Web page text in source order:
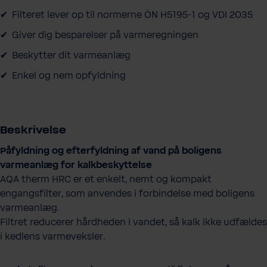
Filteret lever op til normerne ÖN H5195-1 og VDI 2035
Giver dig besparelser på varmeregningen
Beskytter dit varmeanlæg
Enkel og nem opfyldning
Beskrivelse
Påfyldning og efterfyldning af vand på boligens
varmeanlæg for kalkbeskyttelse
AQA therm HRC er et enkelt, nemt og kompakt
engangsfilter, som anvendes i forbindelse med boligens
varmeanlæg.
Filtret reducerer hårdheden i vandet, så kalk ikke udfældes
i kedlens varmeveksler.